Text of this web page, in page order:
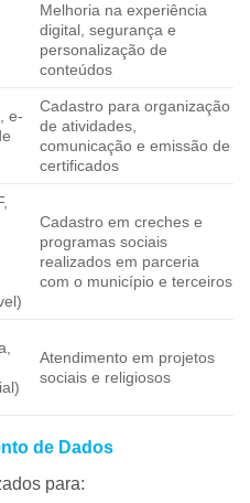
Melhoria na experiência
digital, segurança e
personalização de
conteúdos
e-
Cadastro para organização
de atividades,
comunicação e emissão de
certificados
Cadastro em creches e
programas sociais
realizados em parceria
com o município e terceiros
Atendimento em projetos
sociais e religiosos
de Dados
para: